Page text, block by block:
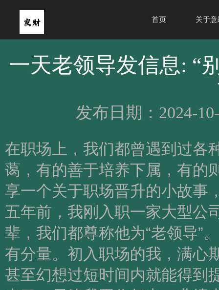
首页 关于
一天老领导发信息: “
发布日期：2024-
在职场上，我们都曾遇到过各
蔼，有的善于培养下属，有的
享一个关于职场晋升的小故事
五年前，我刚入职一家大型公
辈，我们都尊称他为“老领导”
有分量。初入职场的我，满心
甚至幻想过短时间内就能得到